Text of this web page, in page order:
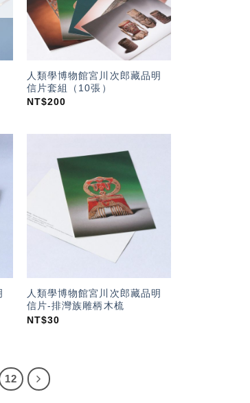
人類學博物館宮川次郎藏品明
信片套組（10張）
NT$200
望輕
單」
人類學博物館宮川次郎藏品明
信片-排灣族雕柄木梳
NT$30
12